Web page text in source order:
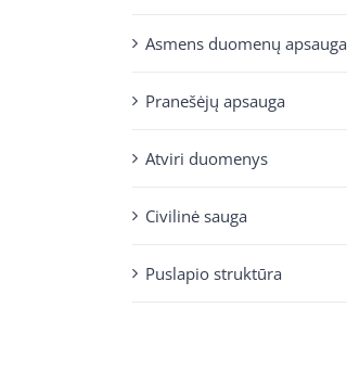
Asmens duomenų apsauga
Pranešėjų apsauga
Atviri duomenys
Civilinė sauga
Puslapio struktūra